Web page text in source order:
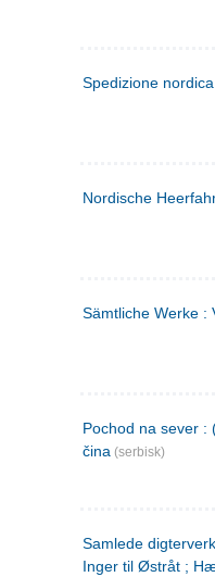
Spedizione
Nordische
Sämtliche Werke :
Pochod na sever :
čina (serbisk)
Samlede
Inger til Østråt ;